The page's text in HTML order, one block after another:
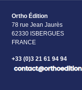
Ortho Édition
78 rue Jean Jaurès
62330 ISBERGUES
FRANCE
+33 (0)3 21 61 94 94